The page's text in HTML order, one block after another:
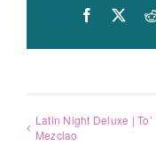
Facebook
Latin Night Deluxe | To’
Mezclao